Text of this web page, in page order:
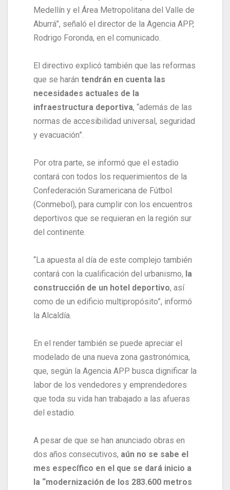
Medellín y el Área Metropolitana del Valle de
Aburrá”, señaló el director de la Agencia APP,
Rodrigo Foronda, en el comunicado.
El directivo explicó también que las reformas
que se harán tendrán en cuenta las
necesidades actuales de la
infraestructura deportiva, “además de las
normas de accesibilidad universal, seguridad
y evacuación”.
Por otra parte, se informó que el estadio
contará con todos los requerimientos de la
Confederación Suramericana de Fútbol
(Conmebol), para cumplir con los encuentros
deportivos que se requieran en la región sur
del continente.
“La apuesta al día de este complejo también
contará con la cualificación del urbanismo, la
construcción de un hotel deportivo, así
como de un edificio multipropósito”, informó
la Alcaldía.
En el render también se puede apreciar el
modelado de una nueva zona gastronómica,
que, según la Agencia APP busca dignificar la
labor de los vendedores y emprendedores
que toda su vida han trabajado a las afueras
del estadio.
A pesar de que se han anunciado obras en
dos años consecutivos, aún no se sabe el
mes específico en el que se dará inicio a
la “modernización de los 283.600 metros